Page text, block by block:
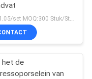
17
USD1.05/set MOQ:300 Stuk/Stukken
het de
van